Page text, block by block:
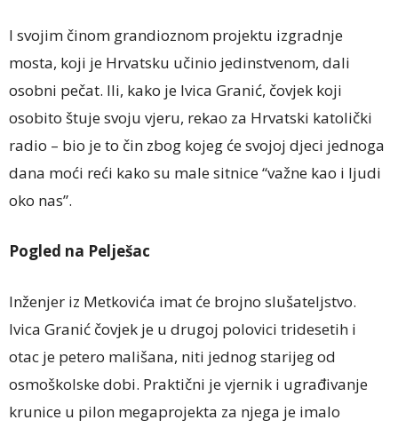
I svojim činom grandioznom projektu izgradnje
mosta, koji je Hrvatsku učinio jedinstvenom, dali
osobni pečat. Ili, kako je Ivica Granić, čovjek koji
osobito štuje svoju vjeru, rekao za Hrvatski katolički
radio – bio je to čin zbog kojeg će svojoj djeci jednoga
dana moći reći kako su male sitnice “važne kao i ljudi
oko nas”.
Pogled na Pelješac
Inženjer iz Metkovića imat će brojno slušateljstvo.
Ivica Granić čovjek je u drugoj polovici tridesetih i
otac je petero mališana, niti jednog starijeg od
osmoškolske dobi. Praktični je vjernik i ugrađivanje
krunice u pilon megaprojekta za njega je imalo